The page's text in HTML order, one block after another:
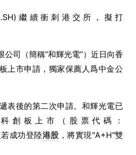
.SH) 繼續衝刺港交所 ， 擬打
公司（簡稱“和輝光電”）近日向香
上市申請，獨家保薦人爲中金公
表後的第二次申請。和輝光電已
創板上市（股票代碼：
成功登陸港股 ，將實現"A+H"雙